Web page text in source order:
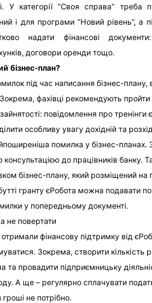
У категорії “Своя справа” треба
і для програми “Новий рівень”, а
надати фінансові документи:
договори оренди тощо.
бізнес-план?
під час написання бізнес-плану,
фахівці рекомендують пройти
повідомлення про тренінги
особливу увагу дохідній та
помилка у бізнес-планах.
консультацією до працівників банку.
бізнес-плану, який розміщений на
гранту єРобота можна подавати
у попередньому документі.
не повертати
фінансову підтримку від
Зокрема, створити кількість
та провадити підприємницьку
А ще – регулярно сплачувати
не потрібно.